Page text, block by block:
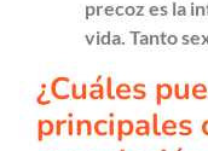
precoz es la
vida. Tanto
¿Cuáles
principales